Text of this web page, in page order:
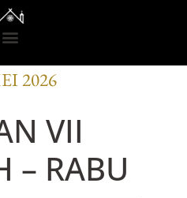
OFISI
2026
VII
– RABU